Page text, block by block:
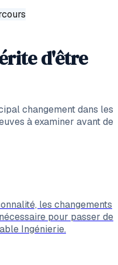
d'être
changement dans les
à examiner avant de
les changements
pour passer de
Ingénierie.